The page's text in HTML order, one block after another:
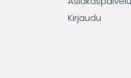
Kirjaudu